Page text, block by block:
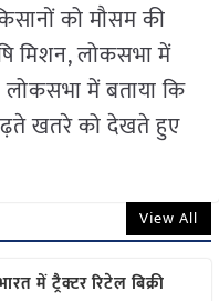
को मौसम की
मिशन, लोकसभा में
में बताया कि
खतरे को देखते हुए
View All
में ट्रैक्टर रिटेल बिक्री